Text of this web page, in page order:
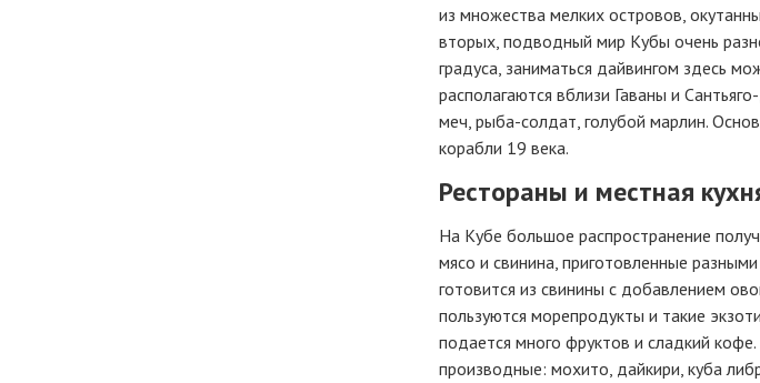
из множества мелких островов,
вторых, подводный мир Кубы очень
градуса, заниматься дайвингом здесь
располагаются вблизи Гаваны и
меч, рыба-солдат, голубой марлин.
корабли 19 века.
Рестораны и местная
На Кубе большое распространение
мясо и свинина, приготовленные
готовится из свинины с добавлением
пользуются морепродукты и такие
подается много фруктов и сладкий
производные: мохито, дайкири, куба